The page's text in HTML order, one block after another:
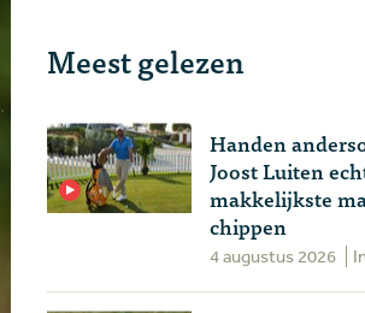
Meest gelezen
Handen
Joost Luiten
makkelijkste
chippen
4 augustus 2026